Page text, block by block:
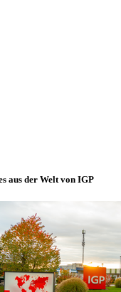
aus der Welt von IGP